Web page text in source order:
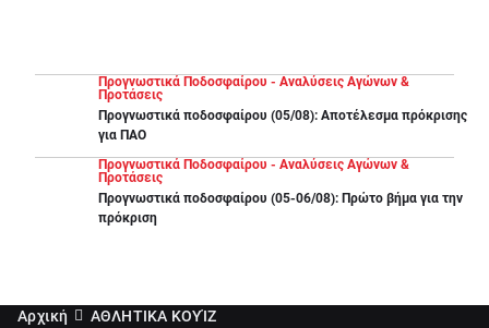
Προγνωστικά Ποδοσφαίρου - Αναλύσεις Αγώνων &
Προτάσεις
Προγνωστικά ποδοσφαίρου (05/08): Αποτέλεσμα πρόκρισης
για ΠΑΟ
Προγνωστικά Ποδοσφαίρου - Αναλύσεις Αγώνων &
Προτάσεις
Προγνωστικά ποδοσφαίρου (05-06/08): Πρώτο βήμα για την
πρόκριση
Αρχική ΑΘΛΗΤΙΚΑ ΚΟΥΊΖ